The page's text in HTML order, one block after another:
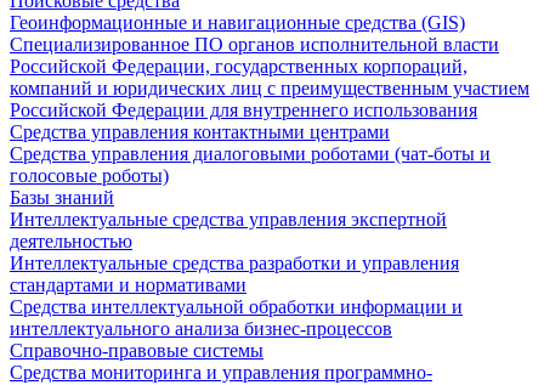
Геоинформационные и навигационные средства (GIS)
Специализированное ПО органов исполнительной власти
Российской Федерации, государственных корпораций,
компаний и юридических лиц с преимущественным участием
Российской Федерации для внутреннего использования
Средства управления контактными центрами
Средства управления диалоговыми роботами (чат-боты и
голосовые роботы)
Базы знаний
Интеллектуальные средства управления экспертной
деятельностью
Интеллектуальные средства разработки и управления
стандартами и нормативами
Средства интеллектуальной обработки информации и
интеллектуального анализа бизнес-процессов
Справочно-правовые системы
Средства мониторинга и управления программно-